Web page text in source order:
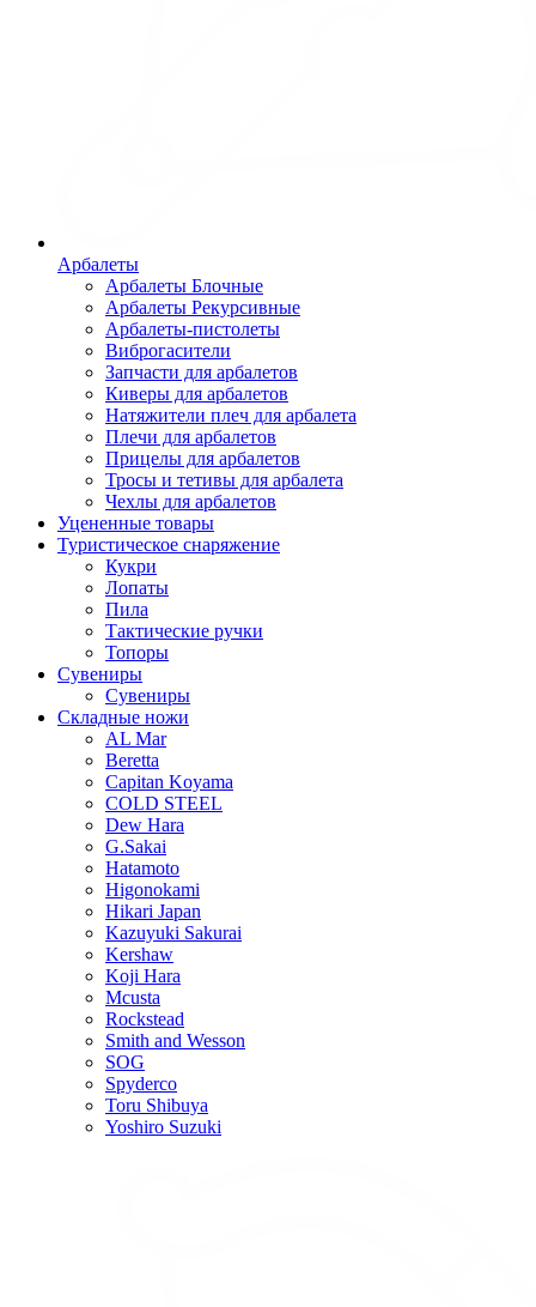
Арбалеты
Арбалеты Блочные
Арбалеты Рекурсивные
Арбалеты-пистолеты
Виброгасители
Запчасти для арбалетов
Киверы для арбалетов
Натяжители плеч для арбалета
Плечи для арбалетов
Прицелы для арбалетов
Тросы и тетивы для арбалета
Чехлы для арбалетов
Уцененные товары
Туристическое снаряжение
Кукри
Лопаты
Пила
Тактические ручки
Топоры
Сувениры
Сувениры
Складные ножи
AL Mar
Beretta
Capitan Koyama
COLD STEEL
Dew Hara
G.Sakai
Hatamoto
Higonokami
Hikari Japan
Kazuyuki Sakurai
Kershaw
Koji Hara
Mcusta
Rockstead
Smith and Wesson
SOG
Spyderco
Toru Shibuya
Yoshiro Suzuki